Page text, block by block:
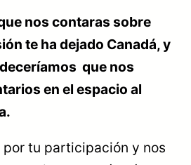
nos contaras sobre
te ha dejado Canadá, y
que nos
en el espacio al
por tu participación y nos